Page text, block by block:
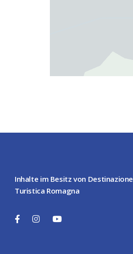
Inhalte im Besitz von Destinazione
Turistica Romagna